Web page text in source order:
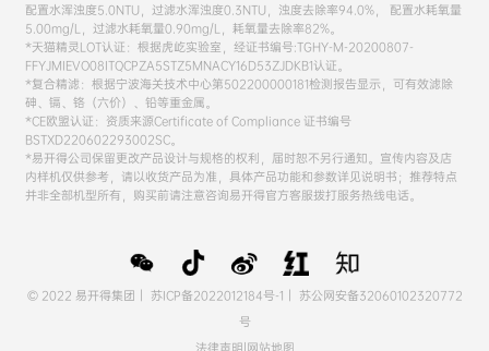
配置水浑浊度5.0NTU，过滤水浑浊度0.3NTU，浊度去除率94.0%， 配置水耗氧量
5.00mg/L，过滤水耗氧量0.90mg/L，耗氧量去除率82%。
*天猫精灵LOT认证：根据虎屹实验室，经证书编号:TGHY-M-20200807-
FFYJMIEVO08ITQCPZA5STZ5MNACY16D53ZJDKB1认证。
*复合精滤：根据宁波海关技术中心第502200000181检测报告显示，可有效滤除
砷、镉、铬（六价）、铅等重金属。
*CE欧盟认证：资质来源Certificate of Compliance 证书编号
BSTXD220602293002SC。
*易开得公司保留更改产品设计与规格的权利，届时恕不另行通知。宣传内容及店
内样机仅供参考，请以收货产品为准，具体产品功能和参数详见说明书；推荐特点
并非全部机型所有，购买前请注意咨询易开得官方客服拨打服务热线电话。
© 2022 易开得集团｜ 苏ICP备2022012184号-1
苏公网安备32060102320772
号